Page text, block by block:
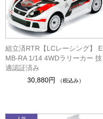
組立済RTR【LCレーシング】 E
MB-RA 1/14 4WDラリーカー 技
適認証済み
30,880円
（税込み）